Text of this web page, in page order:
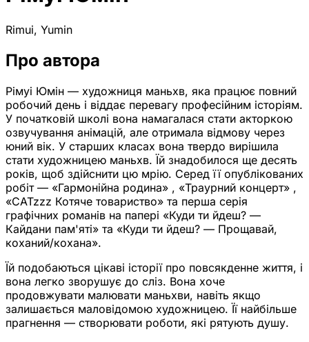
Rimui, Yumin
Про автора
Рімуі Юмін — художниця маньхв, яка працює повний
робочий день і віддає перевагу професійним історіям.
У початковій школі вона намагалася стати акторкою
озвучування анімацій, але отримала відмову через
юний вік. У старших класах вона твердо вирішила
стати художницею маньхв. Їй знадобилося ще десять
років, щоб здійснити цю мрію. Серед її опублікованих
робіт — «Гармонійна родина» , «Траурний концерт» ,
«CATzzz Котяче товариство» та перша серія
графічних романів на папері «Куди ти йдеш? —
Кайдани пам'яті» та «Куди ти йдеш? — Прощавай,
коханий/кохана».
Їй подобаються цікаві історії про повсякденне життя, і
вона легко зворушує до сліз. Вона хоче
продовжувати малювати маньхви, навіть якщо
залишається маловідомою художницею. Її найбільше
прагнення — створювати роботи, які рятують душу.